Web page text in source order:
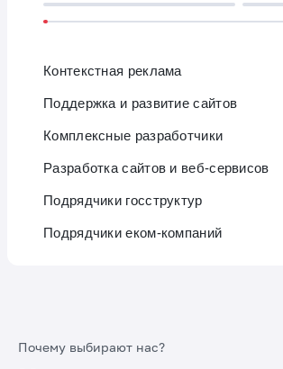
Контекстная реклама
Поддержка и развитие сайтов
Комплексные разработчики
Разработка сайтов и веб-сервисов
Подрядчики госструктур
Подрядчики еком-компаний
Почему выбирают нас?